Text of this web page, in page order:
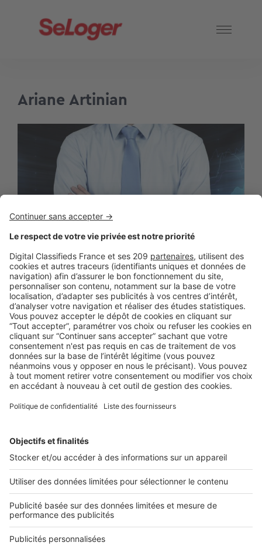
Ariane Artinian
AU QUOTIDIEN,LA LÉGISLATION
Code de déontologie : faites-en un
outil marketing pour valoriser la
profession !
Le code de déontologie des professionnels de l'immobilier
a été publié, ne le laissez pas dans un ...
2 rue des Italiens 75009 Paris
01 53 38 80 00